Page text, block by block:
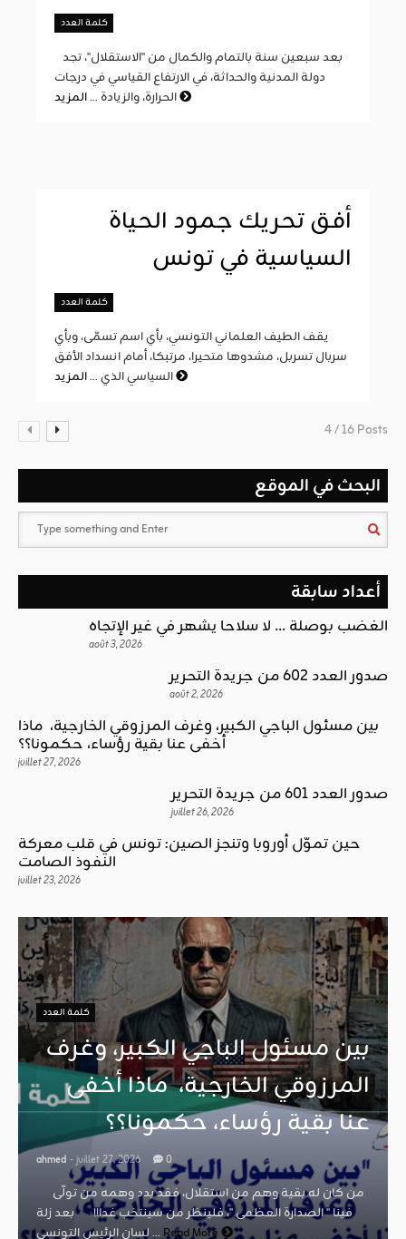
كلمة العدد
دولة المدنية والحداثة، في الارتفاع القياسي في درجات
الحرارة، والزيادة ...
أفق تحريك جمود الحياة
السياسية في تونس
كلمة العدد
يقف الطيف العلماني التونسي، بأي اسم تسمّى، وبأي
سربال تسربل، مشدوها متحيرا، مرتبكا، أمام انسداد الأفق
السياسي الذي ...
4 / 16 Posts
البحث في الموقع
أعداد سابقة
الغضب بوصلة … لا سلاحا يشهر في غير الإتجاه
août 3, 2026
صدور العدد 602 من جريدة التحرير
août 2, 2026
بين مسئول الباجي الكبير، وغرف المرزوقي الخارجية، ماذا
أخفى عنا بقية رؤساء، حكمونا؟؟
juillet 27, 2026
صدور العدد 601 من جريدة التحرير
juillet 26, 2026
حين تموّل أوروبا وتنجز الصين: تونس في قلب معركة
النفوذ الصامت
juillet 23, 2026
كلمة العدد
بين مسئول الباجي الكبير، وغرف
المرزوقي الخارجية، ماذا أخفى
عنا بقية رؤساء، حكمونا؟؟
ahmed - juillet 27, 2026 0
فينا " الصدارة العظمى "، فلينظر من سينتخب غدا!! بعد زلة
لسان الرئيس التونسي ... Read More